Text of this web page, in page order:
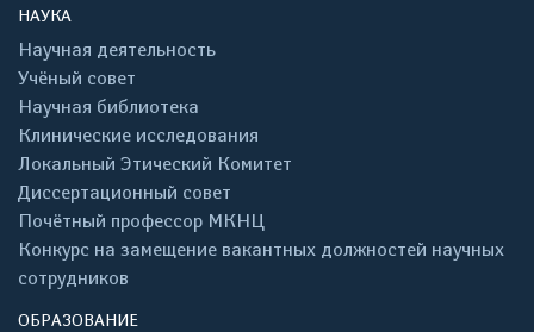
НАУКА
Научная деятельность
Учёный совет
Научная библиотека
Клинические исследования
Локальный Этический Комитет
Диссертационный совет
Почётный профессор МКНЦ
Конкурс на замещение вакантных должностей научных
сотрудников
ОБРАЗОВАНИЕ